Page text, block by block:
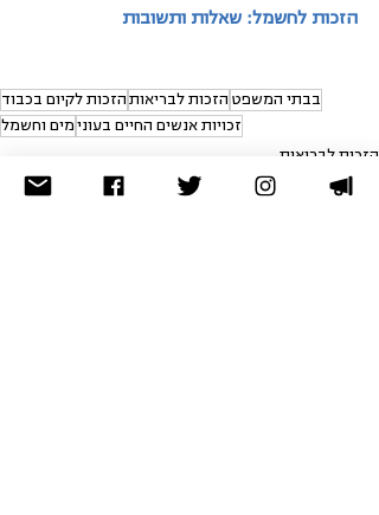
הזכות לחשמל: שאלות ותשובות
בבתי המשפט הזכות לבריאות הזכות לקיום בכבוד
זכויות אנשים החיים בעוני מים וחשמל
הזכות לבריאות
הזכות לקיום בכבוד